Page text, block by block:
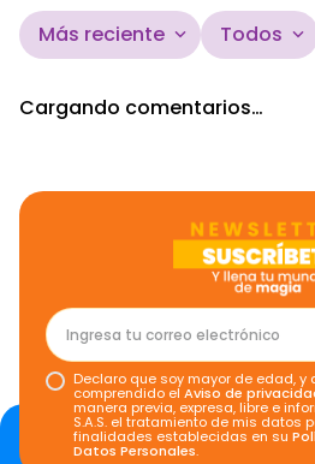
Más reciente Todos
Cargando comentarios…
Declaro que soy mayor de edad, y
comprendido elAviso de
manera previa, expresa, libre e
S.A.S. el tratamiento de mis datos
finalidades establecidas en su
Datos Personales.